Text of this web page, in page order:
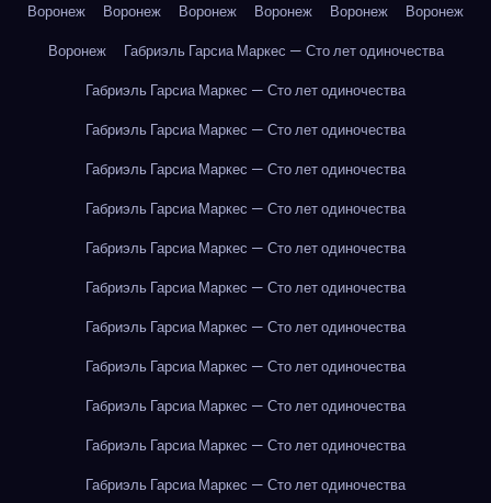
Воронеж
Воронеж Воронеж Воронеж Воронеж
Воронеж
Воронеж
Габриэль Гарсиа Маркес — Сто лет одиночества
Габриэль Гарсиа Маркес — Сто лет одиночества
Габриэль Гарсиа Маркес — Сто лет одиночества
Габриэль Гарсиа Маркес — Сто лет одиночества
Габриэль Гарсиа Маркес — Сто лет одиночества
Габриэль Гарсиа Маркес — Сто лет одиночества
Габриэль Гарсиа Маркес — Сто лет одиночества
Габриэль Гарсиа Маркес — Сто лет одиночества
Габриэль Гарсиа Маркес — Сто лет одиночества
Габриэль Гарсиа Маркес — Сто лет одиночества
Габриэль Гарсиа Маркес — Сто лет одиночества
Габриэль Гарсиа Маркес — Сто лет одиночества